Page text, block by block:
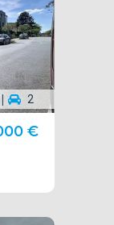
| 2
€